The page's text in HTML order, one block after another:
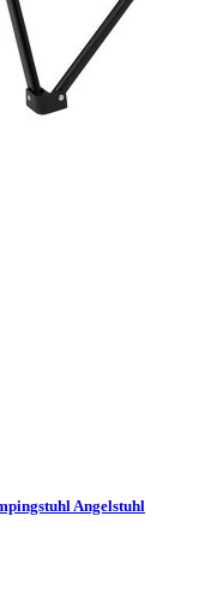
Angelstuhl